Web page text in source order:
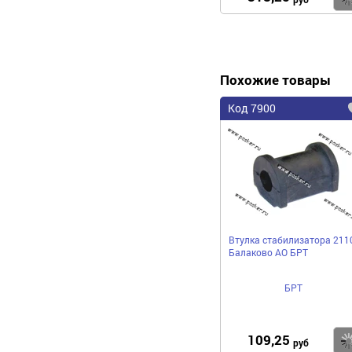
Похожие товары
Код 7900
Втулка стабилизатора
Балаково АО БРТ
БРТ
109,25 руб